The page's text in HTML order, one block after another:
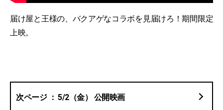
届け屋と王様の、バクアゲなコラボを見届けろ！期間限定
上映。
5/2（金） 公開映画